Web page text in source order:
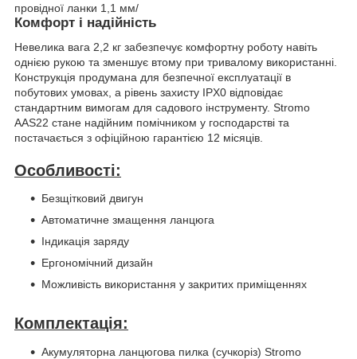
провідної ланки 1,1 мм/
Комфорт і надійність
Невелика вага 2,2 кг забезпечує комфортну роботу навіть
однією рукою та зменшує втому при тривалому використанні.
Конструкція продумана для безпечної експлуатації в
побутових умовах, а рівень захисту IPX0 відповідає
стандартним вимогам для садового інструменту. Stromo
AAS22 стане надійним помічником у господарстві та
постачається з офіційною гарантією 12 місяців.
Особливості:
Безщітковий двигун
Автоматичне змащення ланцюга
Індикація заряду
Ергономічний дизайн
Можливість використання у закритих приміщеннях
Комплектація:
Акумуляторна ланцюгова пилка (сучкоріз) Stromo